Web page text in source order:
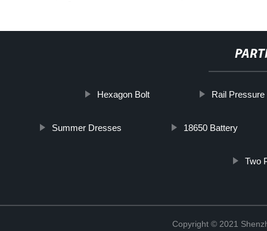
Hexagon Bolt Rail
Summer Dresses 18650 Battery
Two
Copyright © 2021